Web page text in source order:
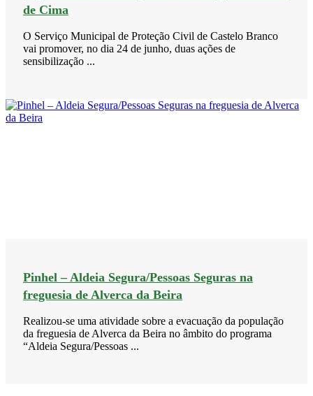
de Cima
O Serviço Municipal de Proteção Civil de Castelo Branco
vai promover, no dia 24 de junho, duas ações de
sensibilização ...
Pinhel – Aldeia Segura/Pessoas Seguras na
freguesia de Alverca da Beira
Realizou-se uma atividade sobre a evacuação da população
da freguesia de Alverca da Beira no âmbito do programa
“Aldeia Segura/Pessoas ...